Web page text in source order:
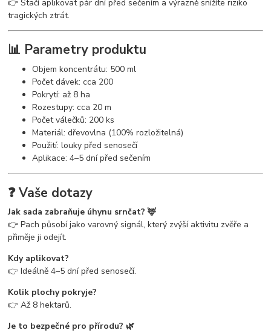
👉 Stačí aplikovat pár dní před sečením a výrazně snížíte riziko
tragických ztrát.
📊 Parametry produktu
Objem koncentrátu: 500 ml
Počet dávek: cca 200
Pokrytí: až 8 ha
Rozestupy: cca 20 m
Počet válečků: 200 ks
Materiál: dřevovlna (100% rozložitelná)
Použití: louky před senosečí
Aplikace: 4–5 dní před sečením
❓ Vaše dotazy
Jak sada zabraňuje úhynu srnčat? 🦌
👉 Pach působí jako varovný signál, který zvýší aktivitu zvěře a
přiměje ji odejít.
Kdy aplikovat?
👉 Ideálně 4–5 dní před senosečí.
Kolik plochy pokryje?
👉 Až 8 hektarů.
Je to bezpečné pro přírodu? 🌿